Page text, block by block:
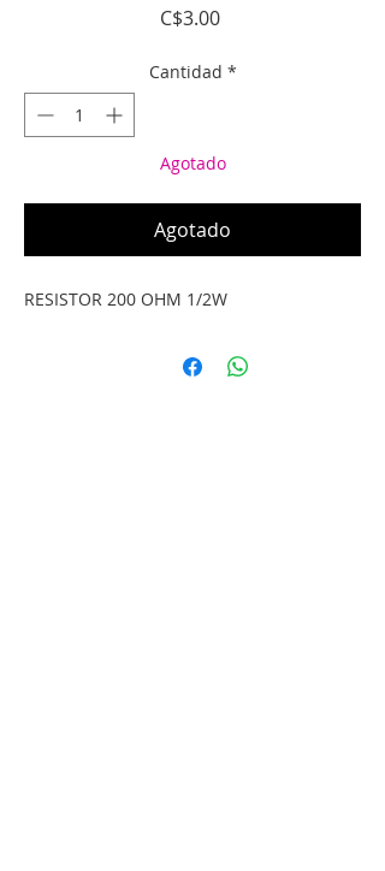
C$3.00Precio
Cantidad *
Agotado
Agotado
RESISTOR 200 OHM 1/2W